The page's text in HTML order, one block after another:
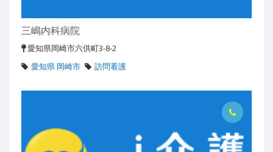
三嶋内科病院
愛知県岡崎市六供町3-8-2
愛知県 岡崎市
訪問看護